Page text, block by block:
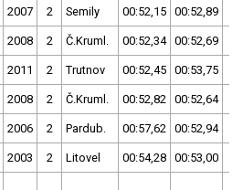
2007 2 Semily 00:52,15 00:52,89
2008 2 Č.Kruml. 00:52,34 00:52,69
2011 2 Trutnov 00:52,45 00:53,75
2008 2 Č.Kruml. 00:52,82 00:52,64
2006 2 Pardub. 00:57,62 00:52,94
2003 2 Litovel 00:54,28 00:53,00